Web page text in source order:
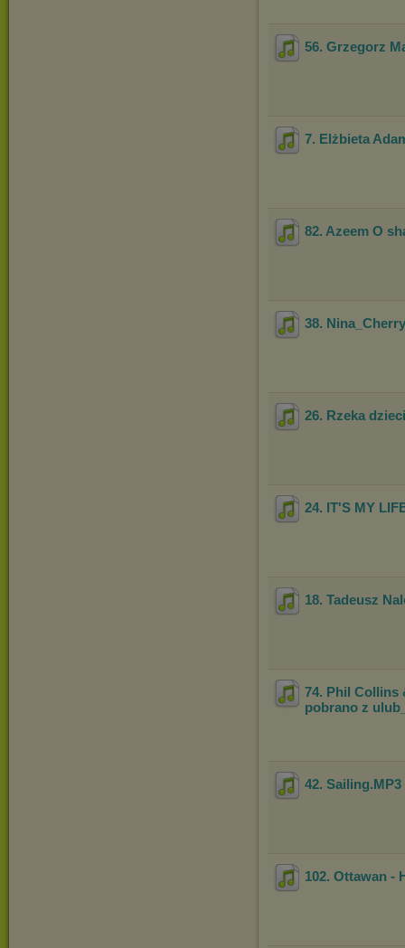
56. Grzegorz
7. Elżbieta
82. Azeem O
38.
26. Rzeka
24. IT'S MY
18. Tadeusz
74. Phil Collins
pobrano z
42. Sailing.MP3
102. Ottawan -